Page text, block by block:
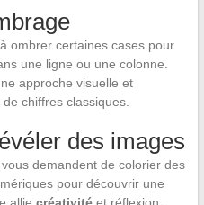
ombrer certaines cases pour
une ligne ou une colonne.
approche visuelle et
chiffres classiques.
des images
demandent de colorier des
pour découvrir une